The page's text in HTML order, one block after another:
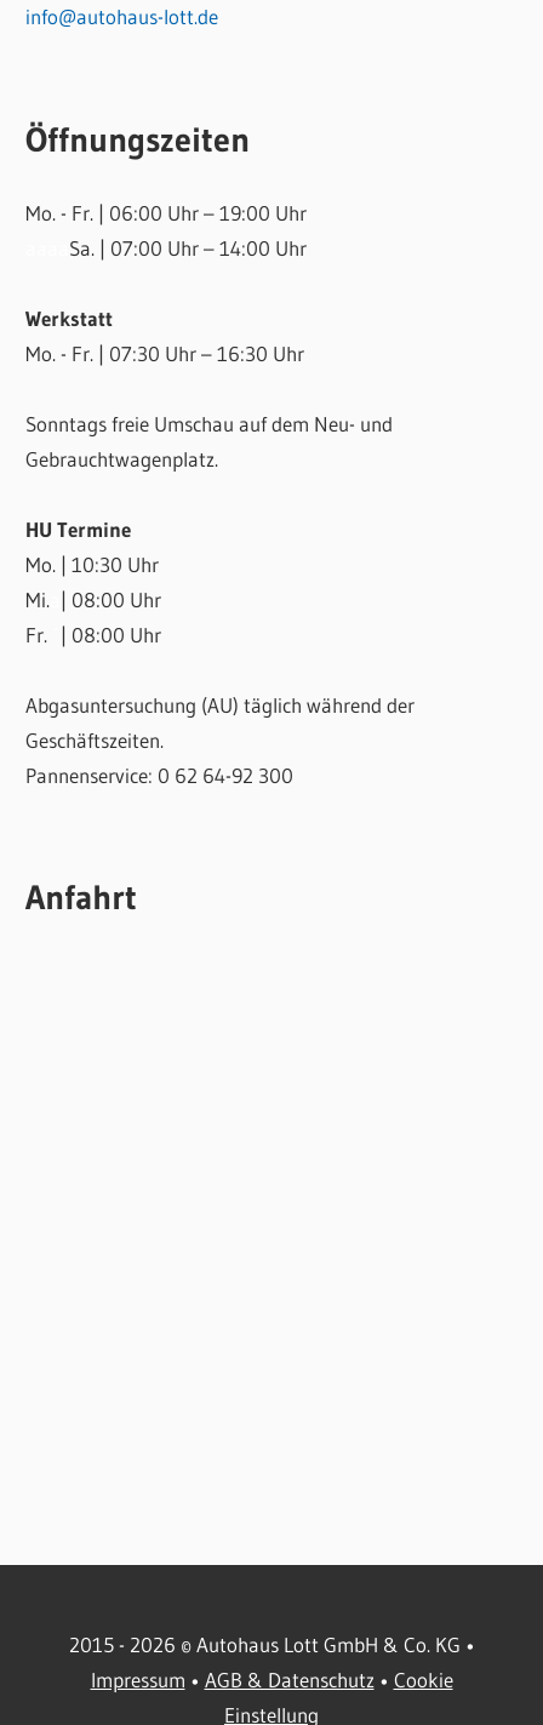
info@autohaus-lott.de
Öffnungszeiten
Mo. - Fr. | 06:00 Uhr – 19:00 Uhr
Sa. | 07:00 Uhr – 14:00 Uhr
Werkstatt
Mo. - Fr. | 07:30 Uhr – 16:30 Uhr
Sonntags freie Umschau auf dem Neu- und
Gebrauchtwagenplatz.
HU Termine
Mo. | 10:30 Uhr
Mi. | 08:00 Uhr
Fr. | 08:00 Uhr
Abgasuntersuchung (AU) täglich während der
Geschäftszeiten.
Pannenservice: 0 62 64-92 300
Anfahrt
2015 - 2026 © Autohaus Lott GmbH & Co. KG •
Impressum • AGB & Datenschutz • Cookie
Einstellung